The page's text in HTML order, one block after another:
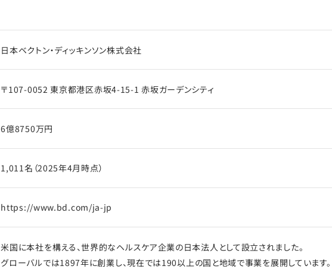
日本ベクトン・ディッキンソン株式会社
〒107-0052 東京都港区赤坂4-15-1 赤坂ガーデンシティ
6億8750万円
1,011名（2025年4月時点）
https://www.bd.com/ja-jp
米国に本社を構える、世界的なヘルスケア企業の日本法人として設立されました。
グローバルでは1897年に創業し、現在では190以上の国と地域で事業を展開しています。